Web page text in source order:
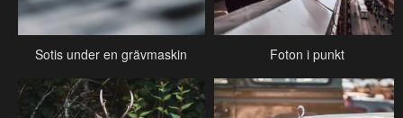
Sotis under en grävmaskin Foton i punkt